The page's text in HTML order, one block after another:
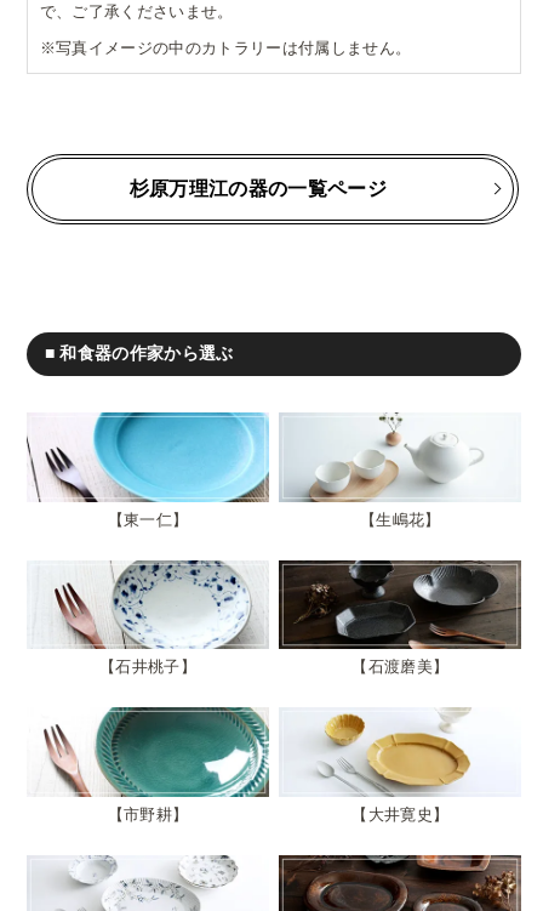
で、ご了承くださいませ。
※写真イメージの中のカトラリーは付属しません。
杉原万理江の器の一覧ページ
■ 和食器の作家から選ぶ
東一仁 生嶋花
石井桃子 石渡磨美
市野耕 大井寛史